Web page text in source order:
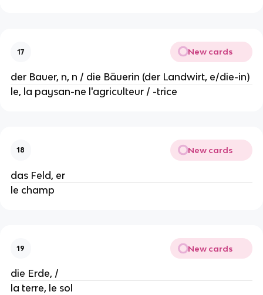
17 New cards
der Bauer, n, n / die Bäuerin (der Landwirt, e/die-in)
le, la paysan-ne l'agriculteur / -trice
18 New cards
das Feld, er
le champ
19 New cards
die Erde, /
la terre, le sol